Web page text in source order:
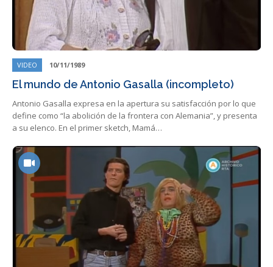
VIDEO 10/11/1989
El mundo de Antonio Gasalla (incompleto)
Antonio Gasalla expresa en la apertura su satisfacción por lo que
define como “la abolición de la frontera con Alemania”, y presenta
a su elenco. En el primer sketch, Mamá…